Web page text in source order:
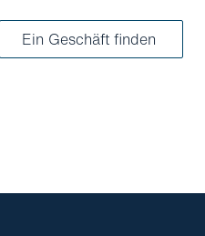
Ein Geschäft finden